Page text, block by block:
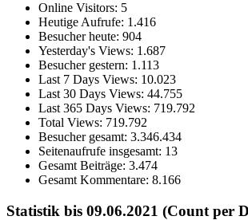
Online Visitors: 5
Heutige Aufrufe: 1.416
Besucher heute: 904
Yesterday's Views: 1.687
Besucher gestern: 1.113
Last 7 Days Views: 10.023
Last 30 Days Views: 44.755
Last 365 Days Views: 719.792
Total Views: 719.792
Besucher gesamt: 3.346.434
Seitenaufrufe insgesamt: 13
Gesamt Beiträge: 3.474
Gesamt Kommentare: 8.166
Statistik bis 09.06.2021 (Count per